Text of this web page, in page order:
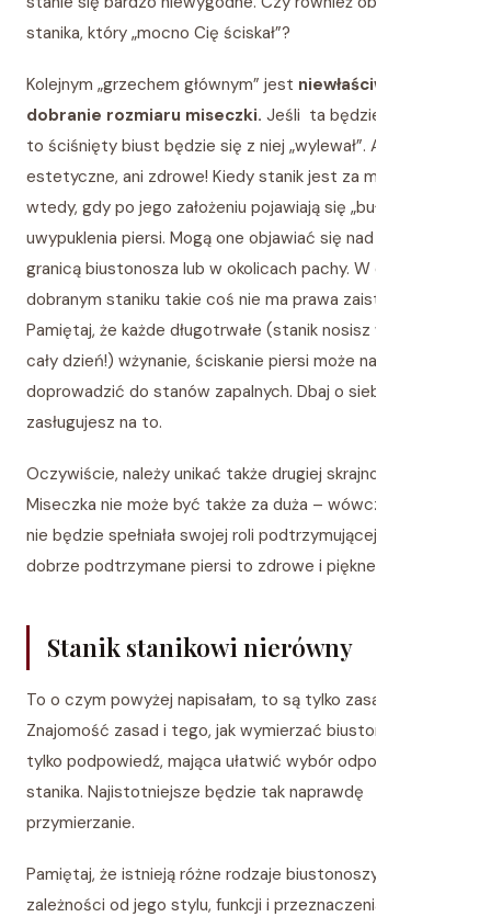
stanika, który „mocno Cię ściskał”?
Kolejnym „grzechem głównym” jest niewłaściwe
dobranie rozmiaru miseczki. Jeśli ta będzie za mała,
to ściśnięty biust będzie się z niej „wylewał”. A to ani
estetyczne, ani zdrowe! Kiedy stanik jest za mały? A
wtedy, gdy po jego założeniu pojawiają się „bułki”, czyli
uwypuklenia piersi. Mogą one objawiać się nad górną
granicą biustonosza lub w okolicach pachy. W dobrze
dobranym staniku takie coś nie ma prawa zaistnieć!
Pamiętaj, że każde długotrwałe (stanik nosisz w końcu
cały dzień!) wżynanie, ściskanie piersi może nawet
doprowadzić do stanów zapalnych. Dbaj o siebie –
zasługujesz na to.
Oczywiście, należy unikać także drugiej skrajności.
Miseczka nie może być także za duża – wówczas w ogóle
nie będzie spełniała swojej roli podtrzymującej piersi. A
dobrze podtrzymane piersi to zdrowe i piękne piersi!
Stanik stanikowi nierówny
To o czym powyżej napisałam, to są tylko zasady ogólne.
Znajomość zasad i tego, jak wymierzać biustonosz, to
tylko podpowiedź, mająca ułatwić wybór odpowiedniego
stanika. Najistotniejsze będzie tak naprawdę
przymierzanie.
Pamiętaj, że istnieją różne rodzaje biustonoszy, w
zależności od jego stylu, funkcji i przeznaczenia. Są staniki